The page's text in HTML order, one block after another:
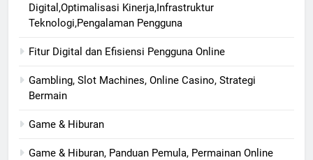
Digital,Optimalisasi Kinerja,Infrastruktur
Teknologi,Pengalaman Pengguna
Fitur Digital dan Efisiensi Pengguna Online
Gambling, Slot Machines, Online Casino, Strategi
Bermain
Game & Hiburan
Game & Hiburan, Panduan Pemula, Permainan Online